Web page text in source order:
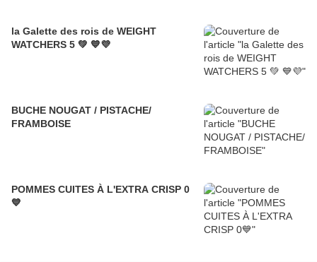
la Galette des rois de WEIGHT
WATCHERS 5 💚 💙💜
BUCHE NOUGAT / PISTACHE/
FRAMBOISE
POMMES CUITES À L'EXTRA CRISP 0
💙